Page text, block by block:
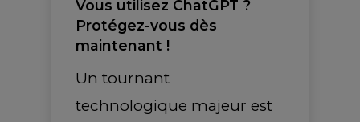
Vous utilisez ChatGPT ?
Protégez-vous dès
maintenant !
Un tournant
technologique majeur est